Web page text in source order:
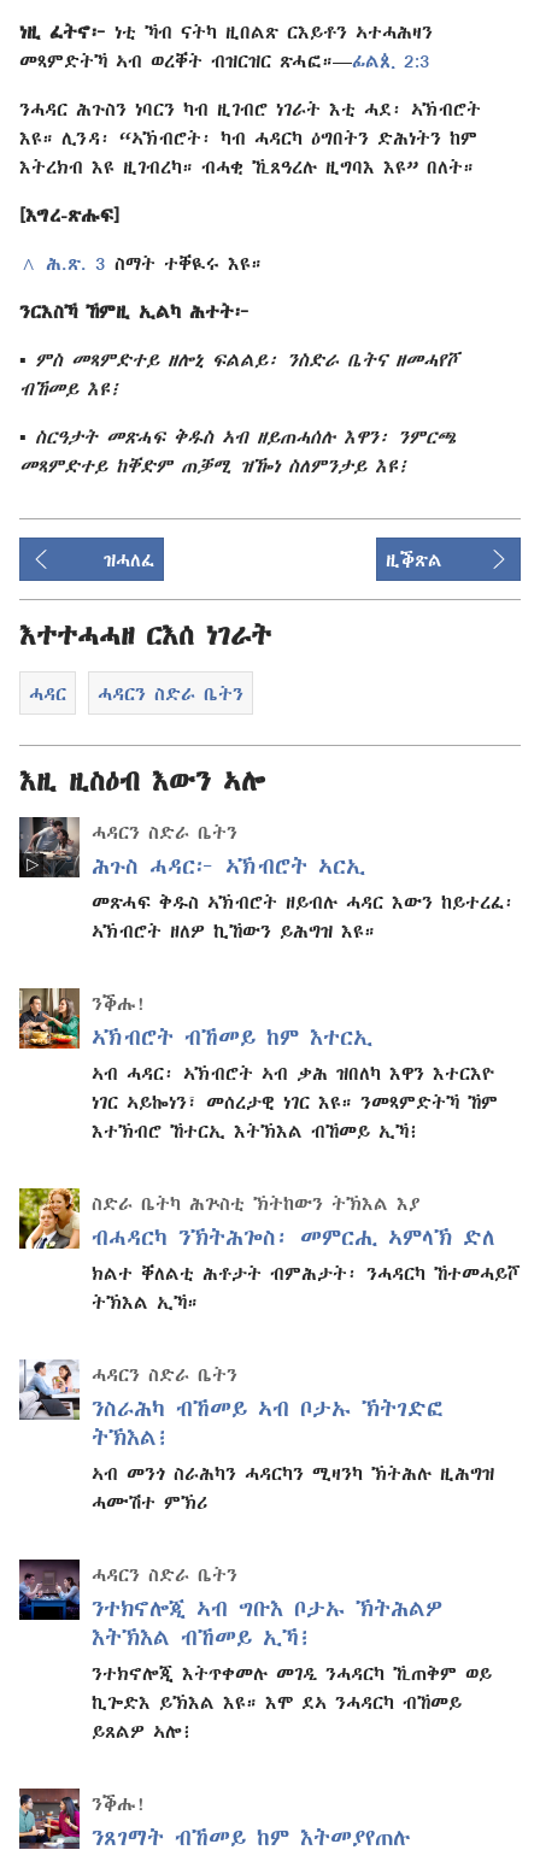
ነዚ ፈትኖ፦ ነቲ ኻብ ናትካ ዚበልጽ ርእይቶን ኣተሓሕዛን
መጻምድትኻ ኣብ ወረቐት ብዝርዝር ጽሓፎ።—ፊልጲ 2:3
ንሓዳር ሕጉስን ነባርን ካብ ዚገብሮ ነገራት እቲ ሓደ፡ ኣኽብሮት
እዩ። ሊንዳ፡ “ኣኽብሮት፡ ካብ ሓዳርካ ዕግበትን ድሕነትን ከም
እትረክብ እዩ ዚገብረካ። ብሓቂ ኺጸዓረሉ ዚግባእ እዩ” በለት።
[እግረ-ጽሑፍ]
^ ሕ.ጽ. 3 ስማት ተቐዪሩ እዩ።
ንርእስኻ ኸምዚ ኢልካ ሕተት፦
▪
ምስ መጻምድተይ ዘሎኒ ፍልልይ፡ ንስድራ ቤትና ዘመሓየሾ
ብኸመይ እዩ፧
▪ ስርዓታት መጽሓፍ ቅዱስ ኣብ ዘይጠሓሰሉ እዋን፡ ንምርጫ
መጻምድተይ ከቐድም ጠቓሚ ዝዀነ ስለምንታይ እዩ፧
ዝሓለፈ ዚቕጽል
እተተሓሓዘ ርእሰ ነገራት
ሓዳር ሓዳርን ስድራ ቤትን
እዚ ዚስዕብ እውን ኣሎ
ሓዳርን ስድራ ቤትን
ሕጉስ ሓዳር፦ ኣኽብሮት ኣርኢ
መጽሓፍ ቅዱስ ኣኽብሮት ዘይብሉ ሓዳር እውን ከይተረፈ፡
ኣኽብሮት ዘለዎ ኪኸውን ይሕግዝ እዩ።
ንቕሑ!
ኣኽብሮት ብኸመይ ከም እተርኢ
ኣብ ሓዳር፡ ኣኽብሮት ኣብ ቃሕ ዝበለካ እዋን እተርእዮ
ነገር ኣይኰነን፣ መሰረታዊ ነገር እዩ። ንመጻምድትኻ ኸም
እተኽብሮ ኸተርኢ እትኽእል ብኸመይ ኢኻ፧
ስድራ ቤትካ ሕጕስቲ ኽትከውን ትኽእል እያ
ብሓዳርካ ንኽትሕጐስ፡ መምርሒ ኣምላኽ ድለ
ክልተ ቐለልቲ ሕቶታት ብምሕታት፡ ንሓዳርካ ኸተመሓይሾ
ትኽእል ኢኻ።
ሓዳርን ስድራ ቤትን
ንስራሕካ ብኸመይ ኣብ ቦታኡ ኽትገድፎ
ትኽእል፧
ኣብ መንጎ ስራሕካን ሓዳርካን ሚዛንካ ኽትሕሉ ዚሕግዝ
ሓሙሽተ ምኽሪ
ሓዳርን ስድራ ቤትን
ንተክኖሎጂ ኣብ ግቡእ ቦታኡ ኽትሕልዎ
እትኽእል ብኸመይ ኢኻ፧
ንተክኖሎጂ እትጥቀመሉ መገዲ ንሓዳርካ ኺጠቅም ወይ
ኪጐድእ ይኽእል እዩ። እሞ ደኣ ንሓዳርካ ብኸመይ
ይጸልዎ ኣሎ፧
ንቕሑ!
ንጸገማት ብኸመይ ከም እትመያየጠሉ